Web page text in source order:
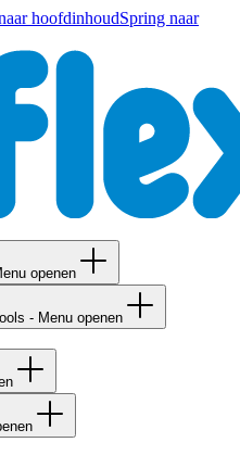
hoofdinhoudSpring naar
openen
- Menu openen